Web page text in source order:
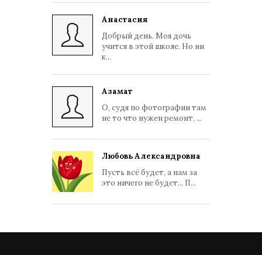
Анастасия
Добрый день. Моя дочь
учится в этой школе. Но ни
к...
Азамат
О, судя по фотографии там
не то что нужен ремонт, ...
Любовь Александровна
Пусть всё будет, а нам за
это ничего не будет... П...